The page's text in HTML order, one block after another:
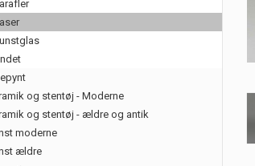
og stentøj - Moderne
og stentøj - ældre og antik
moderne
ældre